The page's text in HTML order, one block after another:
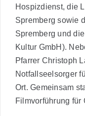
Hospizdienst, die
Spremberg sowie
Spremberg und
Kultur GmbH).
Pfarrer Christoph
Notfallseelsorger
Ort. Gemeinsam
Filmvorführung für